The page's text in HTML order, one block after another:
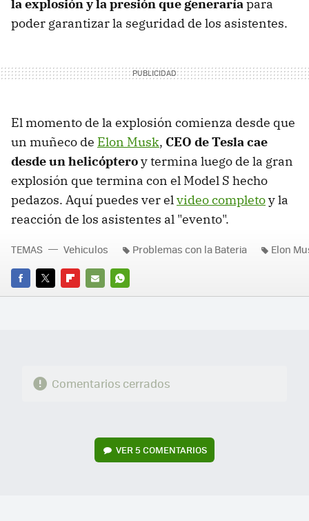
la explosión y la presión que generaríapara
poder garantizar la seguridad de los asistentes.
El momento de la explosión comienza desde que
un muñeco de Elon Musk, CEO de Tesla cae
desde un helicópteroy termina luego de la gran
explosión que termina con el Model S hecho
pedazos. Aquí puedes ver elvideo completoy la
reacción de los asistentes al "evento".
FACEBOOK
TWITTERFLIPBOARD
E-
WHATSAPP
TEMAS Vehiculos Problemas con la Bateria Elon
Comentarios cerrados
VER5 COMENTARIOS